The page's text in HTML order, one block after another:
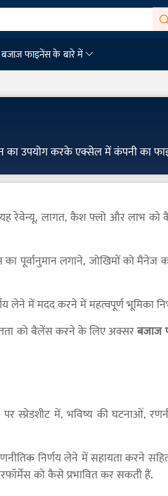
बजाज फाइनेंस के बारे में
उपयोग करके एक्सेल में कंपनी का
है. यह रेवेन्यू, लागत, कैश फ्लो और
पूर्वानुमान लगाने, जोखिमों को
में मदद करने में महत्वपूर्ण भूमिका
को बैलेंस करने के लिए अक्सरबजाज
स्प्रेडशीट में, भविष्य की घटनाओं,
निर्णय लेने में सहायता करने
को कैसे प्रभावित कर सकती हैं.